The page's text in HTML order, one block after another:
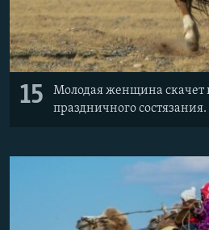
15
Молодая женщина скачет
праздничного состязания.